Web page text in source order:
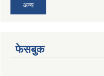
अन्य
फेसबुक